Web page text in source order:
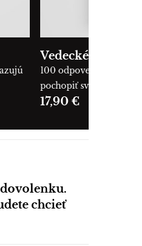
Vedecké okienko
100 odpovedí, ktoré
pochopiť svet okolo nás
17,90 €
chcieť